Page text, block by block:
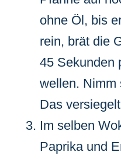
ohne Öl, bis
rein, brät die
45 Sekunden
wellen. Nimm
Das
Im selben
Paprika und